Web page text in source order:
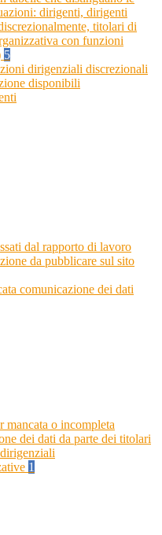
dirigenti, dirigenti
titolari di
con funzioni
5
dirigenziali discrezionali
disponibili
dal rapporto di lavoro
da pubblicare sul sito
comunicazione dei dati
mancata o incompleta
dei dati da parte dei titolari
1